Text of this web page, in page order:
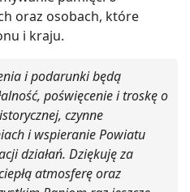
oraz osobach, które
i kraju.
i podarunki będą
poświęcenie i troskę o
czynne
i wspieranie Powiatu
działań. Dziękuję za
atmosferę oraz